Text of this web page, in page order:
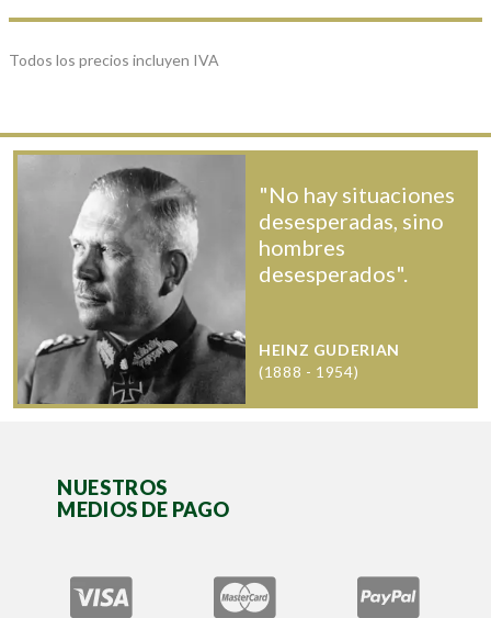
Todos los precios incluyen IVA
"No hay situaciones
desesperadas, sino
hombres
desesperados".
HEINZ GUDERIAN
(1888 - 1954)
NUESTROS
MEDIOS DE PAGO